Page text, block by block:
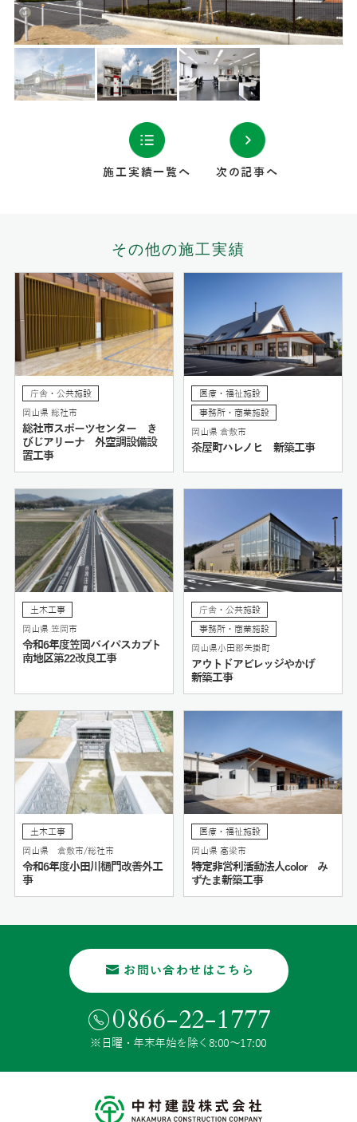
施工実績一覧へ 次の記事へ
その他の施工実績
庁舎・公共施設
岡山県 総社市
総社市スポーツセンター き
びじアリーナ 外空調設備設
置工事
医療・福祉施設
事務所・商業施設
岡山県 倉敷市
茶屋町ハレノヒ 新築工事
土木工事
岡山県 笠岡市
令和6年度笠岡バイパスカブト
南地区第22改良工事
庁舎・公共施設
事務所・商業施設
岡山県小田郡矢掛町
アウトドアビレッジやかげ
新築工事
土木工事
岡山県 倉敷市/総社市
令和6年度小田川樋門改善外工
事
医療・福祉施設
岡山県 高梁市
特定非営利活動法人color み
ずたま新築工事
お問い合わせはこちら
0866-22-1777
※日曜・年末年始を除く8:00〜17:00